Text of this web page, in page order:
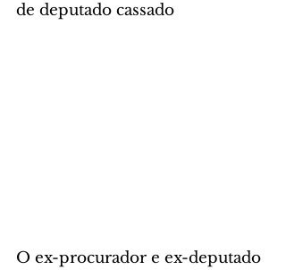
de deputado cassado
O ex-procurador e ex-deputado